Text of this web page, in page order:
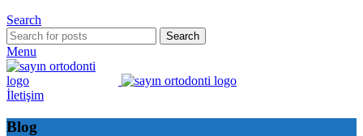
Search
Search
Menu
İletişim
Blog